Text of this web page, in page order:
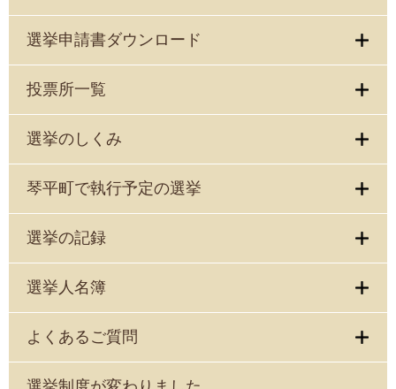
選挙申請書ダウンロード
投票所一覧
選挙のしくみ
琴平町で執行予定の選挙
選挙の記録
選挙人名簿
よくあるご質問